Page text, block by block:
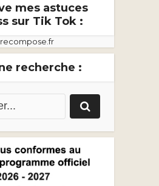
mes astuces
sur Tik Tok :
recherche :